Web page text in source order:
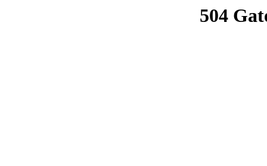
504